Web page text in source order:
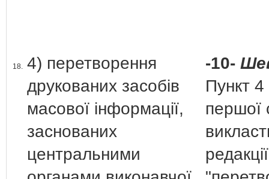
18. 4) перетворення
друкованих засобів
масової інформації,
заснованих
центральними
-10-
Пункт
першої